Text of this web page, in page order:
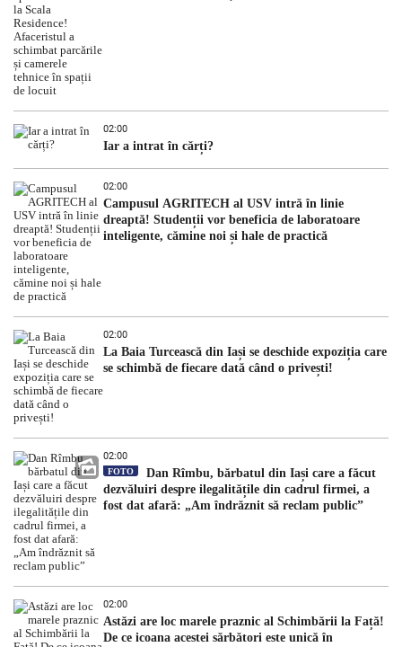
02:00
Iar a intrat în cărți?
02:00
Campusul AGRITECH al USV intră în linie
dreaptă! Studenții vor beneficia de laboratoare
inteligente, cămine noi și hale de practică
02:00
La Baia Turcească din Iași se deschide expoziția care
se schimbă de fiecare dată când o privești!
02:00
FOTO
Dan Rîmbu, bărbatul din Iași care a făcut
dezvăluiri despre ilegalitățile din cadrul firmei, a
fost dat afară: „Am îndrăznit să reclam public”
02:00
Astăzi are loc marele praznic al Schimbării la Față!
De ce icoana acestei sărbători este unică în